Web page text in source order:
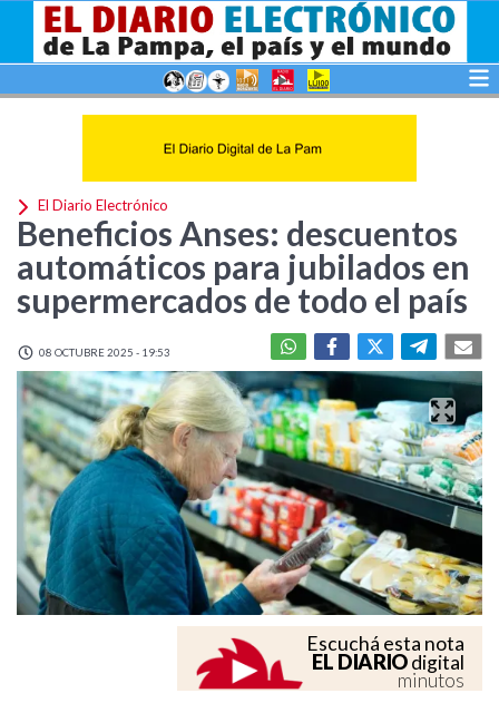
El Diario Electrónico
Beneficios Anses: descuentos
automáticos para jubilados en
supermercados de todo el país
08 OCTUBRE 2025 - 19:53
Escuchá esta nota
EL DIARIOdigital
minutos